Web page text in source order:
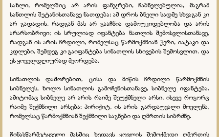
სახლი, რომელშიც არ არის ფანჯრები, ჩაბნელებულია, მაგრამ
სანთლის შეტანისთანავე ნათდება; ამ დროს ბნელი სადმე სხვაგან კი
არ გადადის, რადგან მას არ გააჩნია დამოუკიდებლობა და არის
არარსობრივი; ის სრულიად იფანტება ნათლის შემოსვლისთანავე,
რადგან ის არის ჩრდილი, რომელსაც წარმოქმნიან ჭერი, იატაკი და
კდლები, შემდეგ კი გაიფანტება სინათლის სხივების შემოსვლით. და
ეს ყოველდღიურად მეორდება.
სინათლის დაშორებით, ცისა და მიწის ჩრდილი წარმოქმნის
სიბნელეს, ხოლო სინათლის გამოჩენისთანავე, სიბნელე იფანტება.
ამიტომაც სიბნელე არ არის რაიმე შეუქმნელი არსი, ისევე როგორც
რაიმე შექმნილი არსება; პირიქიტ, ის არის გარდაუვალი მოვლენა,
რომელსაც წარმოქმნიან შექმნილი საგნები და ღმრთის სიბრძნე.
წინასწარმეტყველი მასშიც ხედავს ყოვლის შემოქმედი ღმერთის